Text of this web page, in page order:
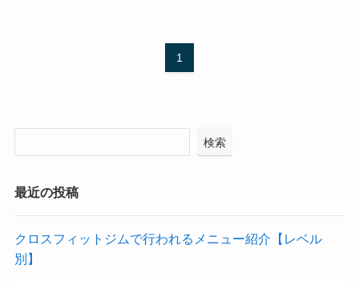
1
検索
最近の投稿
クロスフィットジムで行われるメニュー紹介【レベル
別】